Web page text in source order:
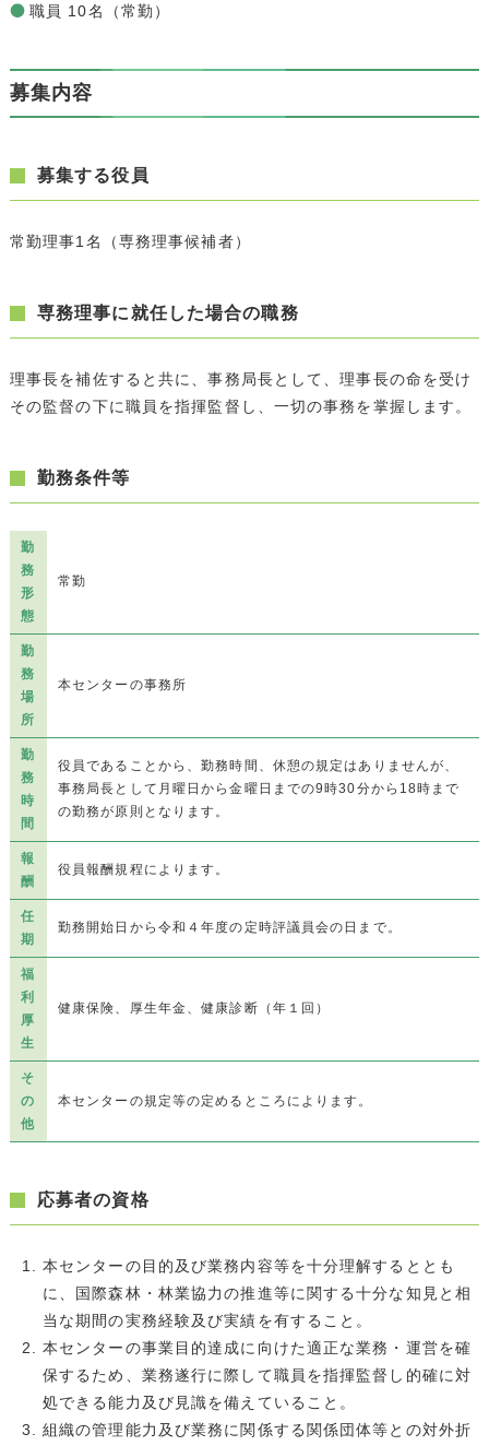
職員 10名（常勤）
募集内容
募集する役員
常勤理事1名（専務理事候補者）
専務理事に就任した場合の職務
理事長を補佐すると共に、事務局長として、理事長の命を受け
その監督の下に職員を指揮監督し、一切の事務を掌握します。
勤務条件等
勤
務
形
態
常勤
勤
務
場
所
本センターの事務所
勤
務
時
間
役員であることから、勤務時間、休憩の規定はありませんが、
事務局長として月曜日から金曜日までの9時30分から18時まで
の勤務が原則となります。
報
酬
役員報酬規程によります。
任
期
勤務開始日から令和４年度の定時評議員会の日まで。
福
利
厚
生
健康保険、厚生年金、健康診断（年１回）
そ
の
他
本センターの規定等の定めるところによります。
応募者の資格
本センターの目的及び業務内容等を十分理解するととも
に、国際森林・林業協力の推進等に関する十分な知見と相
当な期間の実務経験及び実績を有すること。
本センターの事業目的達成に向けた適正な業務・運営を確
保するため、業務遂行に際して職員を指揮監督し的確に対
処できる能力及び見識を備えていること。
組織の管理能力及び業務に関係する関係団体等との対外折